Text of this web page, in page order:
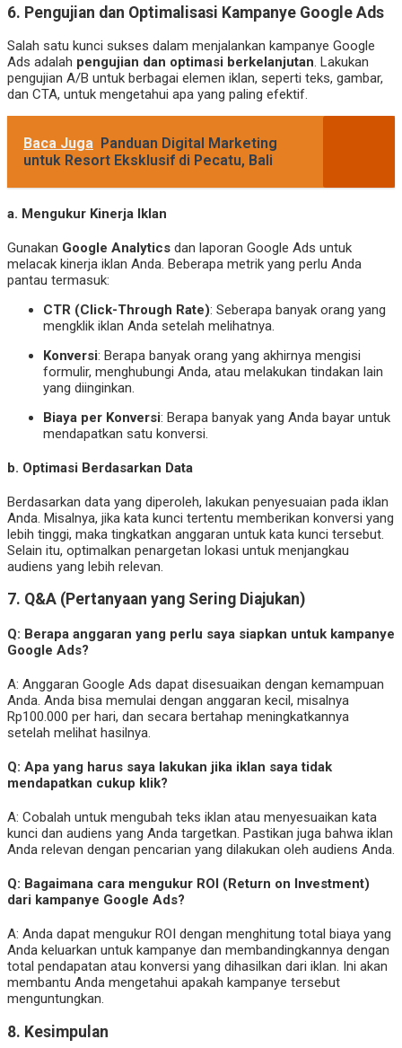
6. Pengujian dan Optimalisasi Kampanye Google Ads
Salah satu kunci sukses dalam menjalankan kampanye Google
Ads adalah pengujian dan optimasi berkelanjutan. Lakukan
pengujian A/B untuk berbagai elemen iklan, seperti teks, gambar,
dan CTA, untuk mengetahui apa yang paling efektif.
Baca Juga Panduan Digital Marketing
untuk Resort Eksklusif di Pecatu, Bali
a. Mengukur Kinerja Iklan
Gunakan Google Analytics dan laporan Google Ads untuk
melacak kinerja iklan Anda. Beberapa metrik yang perlu Anda
pantau termasuk:
CTR (Click-Through Rate): Seberapa banyak orang yang
mengklik iklan Anda setelah melihatnya.
Konversi: Berapa banyak orang yang akhirnya mengisi
formulir, menghubungi Anda, atau melakukan tindakan lain
yang diinginkan.
Biaya per Konversi: Berapa banyak yang Anda bayar untuk
mendapatkan satu konversi.
b. Optimasi Berdasarkan Data
Berdasarkan data yang diperoleh, lakukan penyesuaian pada iklan
Anda. Misalnya, jika kata kunci tertentu memberikan konversi yang
lebih tinggi, maka tingkatkan anggaran untuk kata kunci tersebut.
Selain itu, optimalkan penargetan lokasi untuk menjangkau
audiens yang lebih relevan.
7. Q&A (Pertanyaan yang Sering Diajukan)
Q: Berapa anggaran yang perlu saya siapkan untuk kampanye
Google Ads?
A: Anggaran Google Ads dapat disesuaikan dengan kemampuan
Anda. Anda bisa memulai dengan anggaran kecil, misalnya
Rp100.000 per hari, dan secara bertahap meningkatkannya
setelah melihat hasilnya.
Q: Apa yang harus saya lakukan jika iklan saya tidak
mendapatkan cukup klik?
A: Cobalah untuk mengubah teks iklan atau menyesuaikan kata
kunci dan audiens yang Anda targetkan. Pastikan juga bahwa iklan
Anda relevan dengan pencarian yang dilakukan oleh audiens Anda.
Q: Bagaimana cara mengukur ROI (Return on Investment)
dari kampanye Google Ads?
A: Anda dapat mengukur ROI dengan menghitung total biaya yang
Anda keluarkan untuk kampanye dan membandingkannya dengan
total pendapatan atau konversi yang dihasilkan dari iklan. Ini akan
membantu Anda mengetahui apakah kampanye tersebut
menguntungkan.
8. Kesimpulan